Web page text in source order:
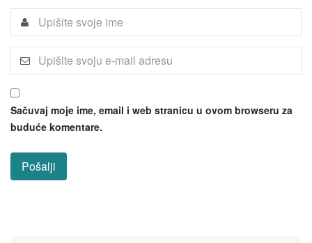
Sačuvaj moje ime, email i web stranicu u ovom browseru za
buduće komentare.